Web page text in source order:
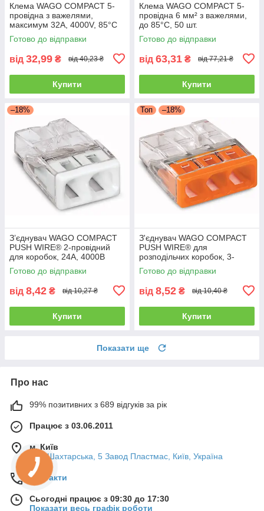
Клема WAGO COMPACT 5-
провідна з важелями,
максимум 32A, 4000V, 85°C
Готово до відправки
від 32,99 ₴ від 40,23 ₴
Купити
Клема WAGO COMPACT 5-
провідна 6 мм² з важелями,
до 85°C, 50 шт.
Готово до відправки
від 63,31 ₴ від 77,21 ₴
Купити
–18%
З’єднувач WAGO COMPACT
PUSH WIRE® 2-провідний
для коробок, 24А, 4000В
Готово до відправки
від 8,42 ₴ від 10,27 ₴
Купити
Топ –18%
З'єднувач WAGO COMPACT
PUSH WIRE® для
розподільчих коробок, 3-
провідна клема, 2.5 мм²,
4000 В
Готово до відправки
від 8,52 ₴ від 10,40 ₴
Купити
Показати ще
Про нас
99% позитивних з 689 відгуків за рік
Працює з 03.06.2011
м. Київ
вул. Шахтарська, 5 Завод Пластмас, Київ, Україна
Контакти
Сьогодні працює з 09:30 до 17:30
Показати весь графік роботи